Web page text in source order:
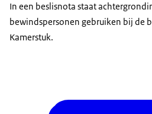
In een beslisnota staat
bewindspersonen gebruiken bij de
Kamerstuk.